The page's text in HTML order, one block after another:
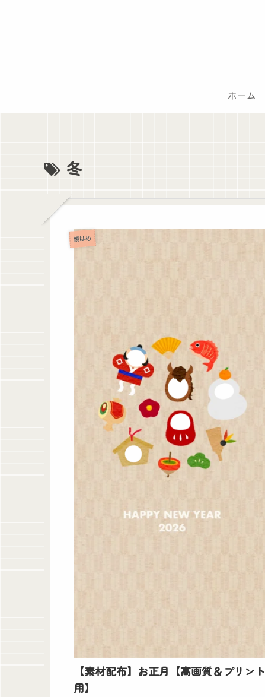
ホーム
冬
顔はめ
【素材配布】お正月【高画質＆プリント
用】